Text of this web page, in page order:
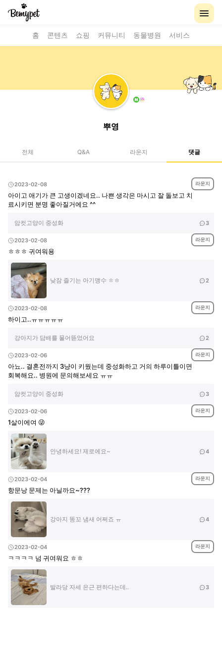
홈 콘텐츠 쇼핑 커뮤니티 동물병원 서비스
뿌영
전체 Q&A 라운지 댓글
2023-02-08 라운지
아이고 애기가 큰 고생이겠네요.. 나쁜 생각은 마시고 잘 돌보고 치
료시키면 분명 좋아질거에요 ^^
암컷고양이 중성화 3
2023-02-08 라운지
ㅎㅎㅎ 귀여워용
낮잠 즐기는 아기맹수 ㅎㅎ 2
2023-02-08 라운지
하이고..ㅠㅠㅠㅠㅠ
강아지가 담배를 물어뜯었어요 2
2023-02-06 라운지
아뇨.. 결혼전까지 3냥이 키웠는데 중성화하고 거의 하루이틀이면
회복해요.. 병원에 문의해보세요 ㅠㅠ
암컷고양이 중성화 3
2023-02-06 라운지
1살이에여 😜
안녕하세요! 제로에요~ 4
2023-02-04 라운지
항문낭 문제는 아닐까요~???
강아지 똥꼬 냄새 어쩌죠 ㅠ 4
2023-02-04 라운지
ㅋㅋㅋㅋ 넘 귀여워요 ㅎㅎ
발라당 자세 은근 편하다는데.. 3